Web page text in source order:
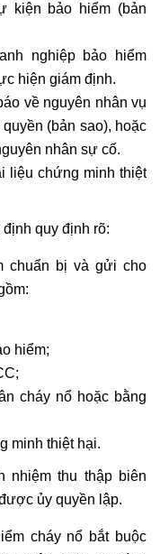
kiện bảo hiểm (bản
nghiệp bảo hiểm
hiện giám định.
về nguyên nhân vụ
(bản sao), hoặc
nhân sự cố.
liệu chứng minh thiệt
quy định rõ:
chuẩn bị và gửi cho
hiểm;
cháy nổ hoặc bằng
minh thiệt hại.
nhiệm thu thập biên
ủy quyền lập.
cháy nổ bắt buộc